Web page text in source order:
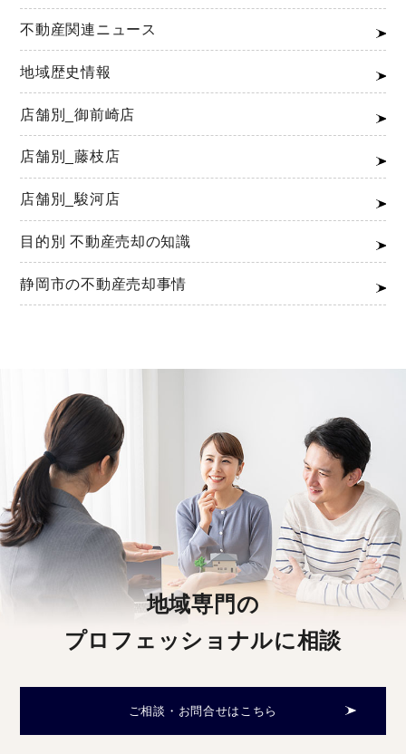
不動産関連ニュース
地域歴史情報
店舗別_御前崎店
店舗別_藤枝店
店舗別_駿河店
目的別 不動産売却の知識
静岡市の不動産売却事情
地域専門の
プロフェッショナルに相談
ご相談・お問合せはこちら